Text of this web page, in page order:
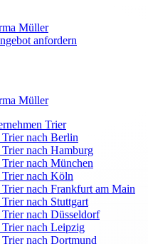
Müller
anfordern
Müller
Trier
nach Berlin
nach Hamburg
nach München
nach Köln
nach Frankfurt am Main
nach Stuttgart
nach Düsseldorf
nach Leipzig
nach Dortmund